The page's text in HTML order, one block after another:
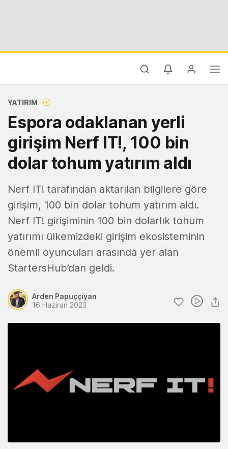
YATIRIM
Espora odaklanan yerli
girişim Nerf IT!, 100 bin
dolar tohum yatırım aldı
Nerf IT! tarafından aktarılan bilgilere göre
girişim, 100 bin dolar tohum yatırım aldı.
Nerf IT! girişiminin 100 bin dolarlık tohum
yatırımı ülkemizdeki girişim ekosisteminin
önemli oyuncuları arasında yer alan
StartersHub’dan geldi.
Arden Papuççiyan
16 Haziran 2023